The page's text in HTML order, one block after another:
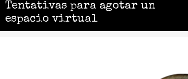
Tentativas para agotar un
espacio virtual